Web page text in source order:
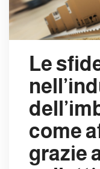
Le
come
grazie